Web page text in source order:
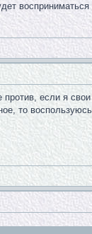
восприниматься
если я
то